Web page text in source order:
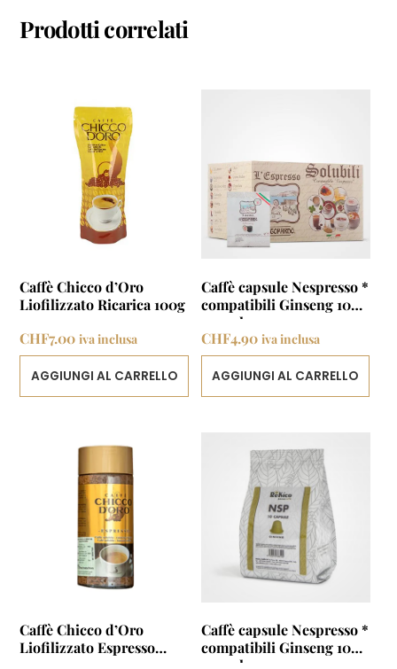
Prodotti correlati
Caffè Chicco d’Oro
Liofilizzato Ricarica 100g
CHF7.00 iva inclusa
AGGIUNGI AL CARRELLO
Caffè capsule Nespresso *
compatibili Ginseng 10
capsule
CHF4.90 iva inclusa
AGGIUNGI AL CARRELLO
Caffè Chicco d’Oro
Liofilizzato Espresso
Caffè capsule Nespresso *
compatibili Ginseng 10